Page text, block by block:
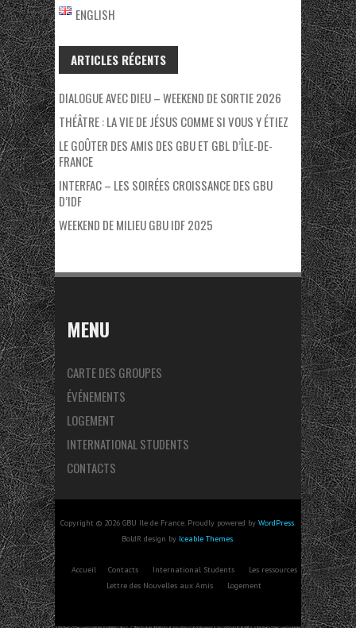
ENGLISH
ARTICLES RÉCENTS
DIALOGUE AVEC DIEU – WEEKEND DE SORTIE 2026
THÉÂTRE : LA VIE DE JÉSUS COMME SI VOUS Y ÉTIEZ
LE GOÛTER DES AMIS DES GBU ET GBL D’ÎLE-DE-
FRANCE
INTERFAC – LES SOIRÉES CROISSANCE DES GBU
D’IDF
WEEKEND DE MILIEU GBU IDF 2025
MENU
CARTE DES GROUPES
ÉVÉNEMENTS
LOGEMENT
INTERNATIONAL STUDENTS
CONTACTS
Copyright © 2026 GBU Ile de France. Proudly powered by WordPress.
BoldR design by Iceable Themes.
Accueil Contacts International Students
Les ressources
Lettre des Nouvelles aux Amis
Logement